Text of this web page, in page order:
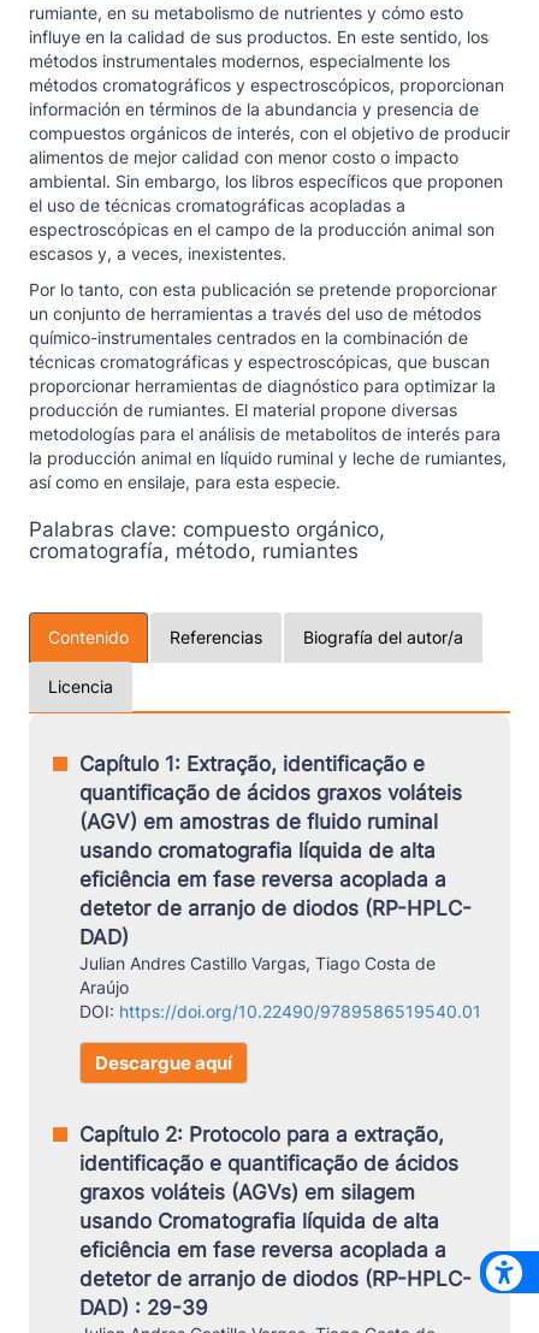
rumiante, en su metabolismo de nutrientes y cómo esto
influye en la calidad de sus productos. En este sentido, los
métodos instrumentales modernos, especialmente los
métodos cromatográficos y espectroscópicos, proporcionan
información en términos de la abundancia y presencia de
compuestos orgánicos de interés, con el objetivo de producir
alimentos de mejor calidad con menor costo o impacto
ambiental. Sin embargo, los libros específicos que proponen
el uso de técnicas cromatográficas acopladas a
espectroscópicas en el campo de la producción animal son
escasos y, a veces, inexistentes.
Por lo tanto, con esta publicación se pretende proporcionar
un conjunto de herramientas a través del uso de métodos
químico-instrumentales centrados en la combinación de
técnicas cromatográficas y espectroscópicas, que buscan
proporcionar herramientas de diagnóstico para optimizar la
producción de rumiantes. El material propone diversas
metodologías para el análisis de metabolitos de interés para
la producción animal en líquido ruminal y leche de rumiantes,
así como en ensilaje, para esta especie.
Palabras clave: compuesto orgánico,
cromatografía, método, rumiantes
Contenido Referencias Biografía del autor/a
Licencia
Capítulo 1: Extração, identificação e
quantificação de ácidos graxos voláteis
(AGV) em amostras de fluido ruminal
usando cromatografia líquida de alta
eficiência em fase reversa acoplada a
detetor de arranjo de diodos (RP-HPLC-
DAD)
Julian Andres Castillo Vargas, Tiago Costa de
Araújo
DOI: https://doi.org/10.22490/9789586519540.01
Descargue aquí
Capítulo 2: Protocolo para a extração,
identificação e quantificação de ácidos
graxos voláteis (AGVs) em silagem
usando Cromatografia líquida de alta
eficiência em fase reversa acoplada a
detetor de arranjo de diodos (RP-HPLC-
DAD) : 29-39